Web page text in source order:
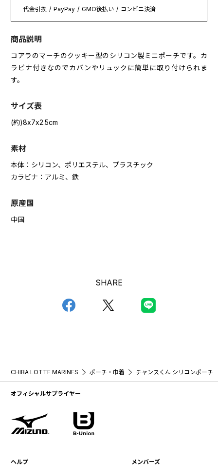
代金引換 PayPay GMO後払い コンビニ決済
商品説明
コアラのマーチのクッキー型のシリコン製ミニポーチです。カ
ラビナ付きなのでカバンやリュックに簡単に取り付けられま
す。
サイズ表
(約)8x7x2.5cm
素材
本体：シリコン、ポリエステル、プラスチック
カラビナ：アルミ、鉄
原産国
中国
SHARE
CHIBA LOTTE MARINES ポーチ・巾着 チャンスくん シリコンポーチ
オフィシャルサプライヤー
ヘルプ メンバーズ